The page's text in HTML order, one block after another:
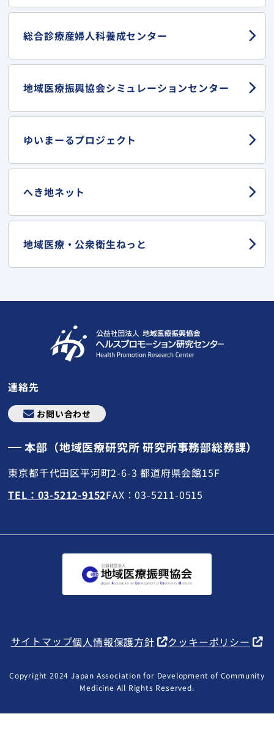
総合診療産婦人科養成センター
地域医療振興協会シミュレーションセンター
ゆいまーるプロジェクト
へき地ネット
地域医療・ 公衆衛生ねっと
連絡先
お問い合わせ
本部（地域医療研究所 研究所事務部総務課）
東京都千代田区平河町2-6-3 都道府県会館15F
TEL：03-5212-9152FAX：03-5211-0515
サイトマップ個人情報保護方針 クッキーポリシー
Copyright 2024 Japan Association for Development of Community
Medicine All Rights Reserved.